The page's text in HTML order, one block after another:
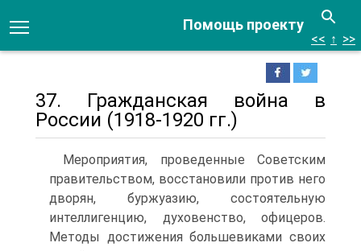
Помощь проекту
<< ↑ >>
37. Гражданская война в
России (1918-1920 гг.)
Мероприятия, проведенные Советским
правительством, восстановили против него
дворян, буржуазию, состоятельную
интеллигенцию, духовенство, офицеров.
Методы достижения большевиками своих